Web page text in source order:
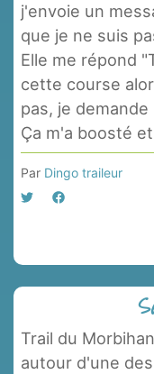
j'envoie un
que je ne suis
Elle me répond
cette course
pas, je
Ça m'a boosté
Par Dingo traileur
Trail du
autour d'une